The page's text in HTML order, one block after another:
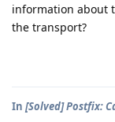
information about
the transport?
In [Solved] Postfix: